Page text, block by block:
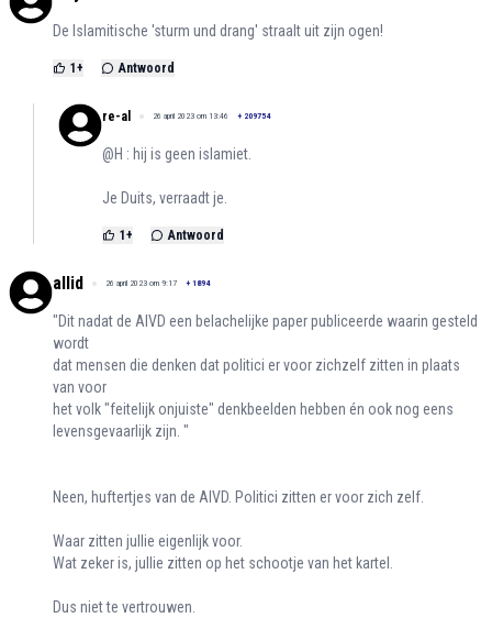
De Islamitische 'sturm und drang' straalt uit zijn ogen!
1 + Antwoord
re-al 26 april 2023 om 13:46 + 209754
@H : hij is geen islamiet.
Je Duits, verraadt je.
1 + Antwoord
allid 26 april 2023 om 9:17 + 1894
"Dit nadat de AIVD een belachelijke paper publiceerde waarin gesteld
wordt
dat mensen die denken dat politici er voor zichzelf zitten in plaats
van voor
het volk "feitelijk onjuiste" denkbeelden hebben én ook nog eens
levensgevaarlijk zijn. "
Neen, huftertjes van de AIVD. Politici zitten er voor zich zelf.
Waar zitten jullie eigenlijk voor.
Wat zeker is, jullie zitten op het schootje van het kartel.
Dus niet te vertrouwen.